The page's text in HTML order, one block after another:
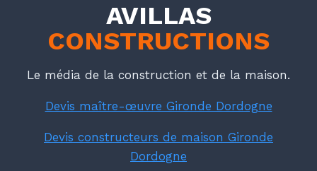
AVILLAS
CONSTRUCTIONS
Le média de la construction et de la maison.
Devis maître-œuvre Gironde Dordogne
Devis constructeurs de maison Gironde
Dordogne